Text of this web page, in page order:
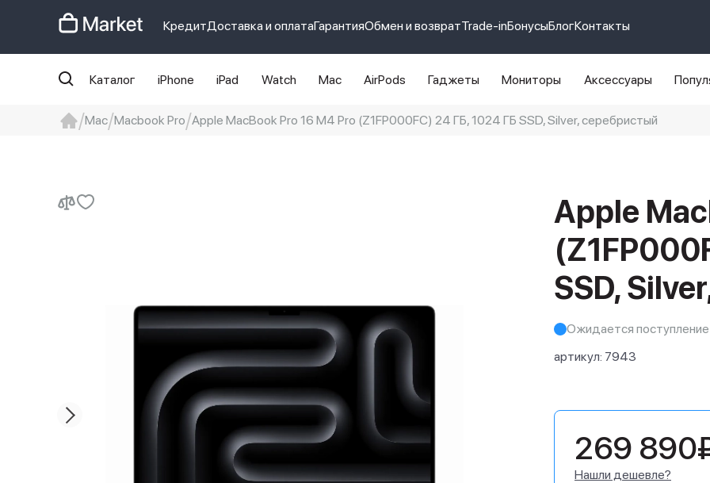
КредитДоставка и оплатаГарантияОбмен и возвратTrade-inБонусыБлогКонтакты
Каталог iPhone iPad Watch Mac AirPods Гаджеты Мониторы Аксессуары
Mac Macbook Pro Apple MacBook Pro 16 M4 Pro (Z1FP000FC) 24 ГБ, 1024 ГБ SSD, Silver, серебристый
Apple
SSD,
Ожидается поступление
артикул: 7943
269
Нашли дешевле?